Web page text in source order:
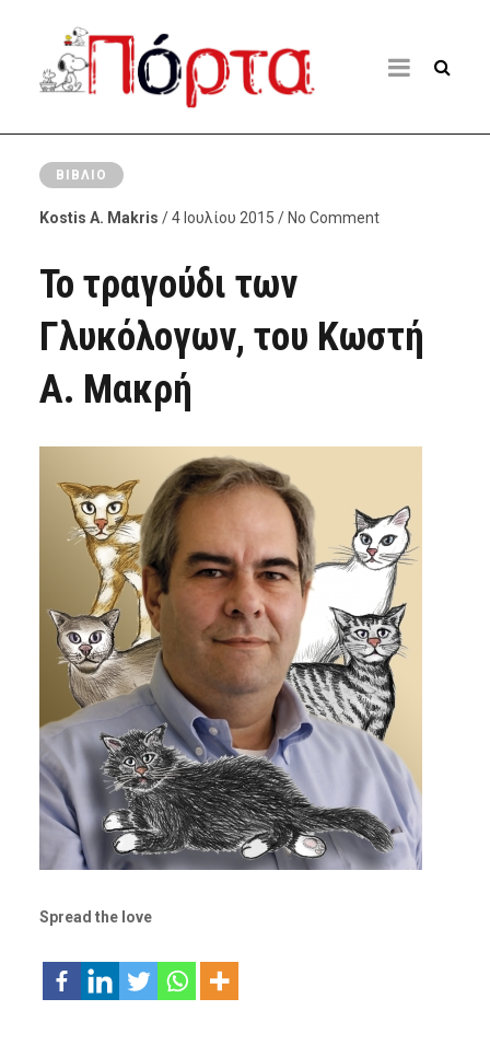
ΒΙΒΛΊΟ
Kostis A. Makris / 4 Ιουλίου 2015 / No Comment
Το τραγούδι των
Γλυκόλογων, του Κωστή
Α. Μακρή
Spread the love